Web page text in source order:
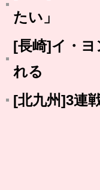
たい」
[長崎]イ・ヨ
れる
[北九州]3連